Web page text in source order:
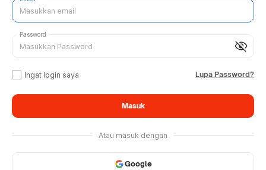
visibility_off
Password
Ingat login saya Lupa Password?
Masuk
Atau masuk dengan
Google